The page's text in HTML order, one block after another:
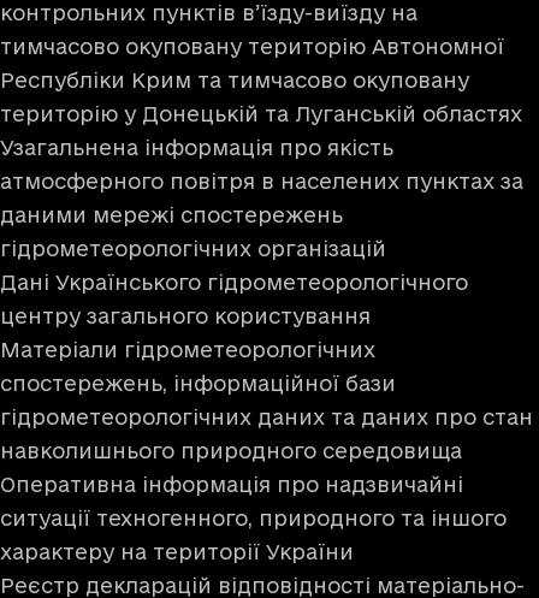
контрольних пунктів в’їзду-виїзду на
тимчасово окуповану територію Автономної
Республіки Крим та тимчасово окуповану
територію у Донецькій та Луганській областях
Узагальнена інформація про якість
атмосферного повітря в населених пунктах за
даними мережі спостережень
гідрометеорологічних організацій
Дані Українського гідрометеорологічного
центру загального користування
Матеріали гідрометеорологічних
спостережень, інформаційної бази
гідрометеорологічних даних та даних про стан
навколишнього природного середовища
Оперативна інформація про надзвичайні
ситуації техногенного, природного та іншого
характеру на території України
Реєстр декларацій відповідності матеріально-